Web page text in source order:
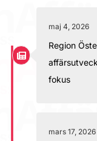
maj 4, 2026
Region
fokus
mars 17, 2026